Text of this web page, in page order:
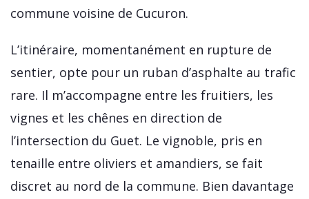
commune voisine de Cucuron.
L’itinéraire, momentanément en rupture de
sentier, opte pour un ruban d’asphalte au trafic
rare. Il m’accompagne entre les fruitiers, les
vignes et les chênes en direction de
l’intersection du Guet. Le vignoble, pris en
tenaille entre oliviers et amandiers, se fait
discret au nord de la commune. Bien davantage